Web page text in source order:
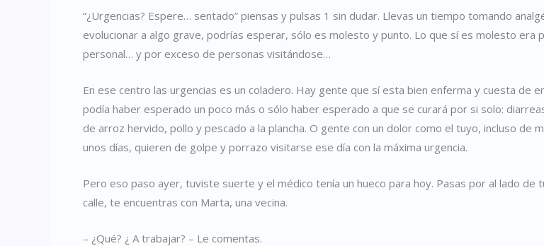
“¿Urgencias? Espere… sentado” piensas y pulsas 1 sin dudar. Llevas un tiempo tomando
evolucionar a algo grave, podrías esperar, sólo es molesto y punto. Lo que sí es molesto
personal… y por exceso de personas visitándose…
En ese centro las urgencias es un coladero. Hay gente que sí esta bien enferma y cuesta
podía haber esperado un poco más o sólo haber esperado a que se curará por si solo:
de arroz hervido, pollo y pescado a la plancha. O gente con un dolor como el tuyo, incluso de
unos días, quieren de golpe y porrazo visitarse ese día con la máxima urgencia.
Pero eso paso ayer, tuviste suerte y el médico tenía un hueco para hoy. Pasas por al lado de
calle, te encuentras con Marta, una vecina.
– ¿Qué? ¿ A trabajar? – Le comentas.